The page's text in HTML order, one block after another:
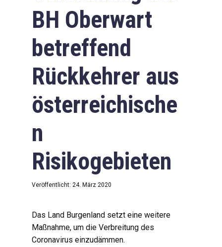
BH Oberwart
betreffend
Rückkehrer aus
österreichische
n
Risikogebieten
Veröffentlicht: 24. März 2020
Das Land Burgenland setzt eine weitere
Maßnahme, um die Verbreitung des
Coronavirus einzudämmen.